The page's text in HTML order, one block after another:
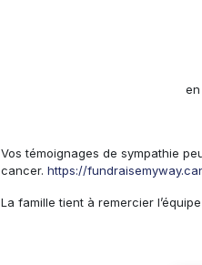
Vos témoignages de sympathie
cancer. https://
La famille tient à remercier